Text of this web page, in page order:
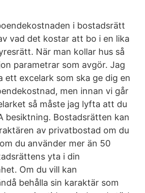
i bostadsrätt
vad det kostar att bo i en lika
När man kollar hus så
parametrar som avgör. Jag
ett excelark som ska ge dig en
men innan vi går
så måste jag lyfta att du
besiktning. Bostadsrätten kan
av privatbostad om du
du använder mer än 50
yta i din
Om du vill kan
behålla sin karaktär som